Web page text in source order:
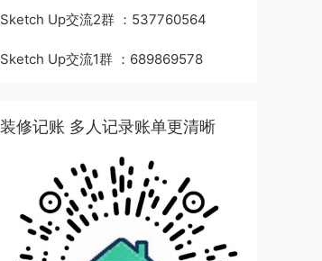
Sketch Up交流2群 ：537760564
Sketch Up交流1群 ：689869578
装修记账 多人记录账单更清晰